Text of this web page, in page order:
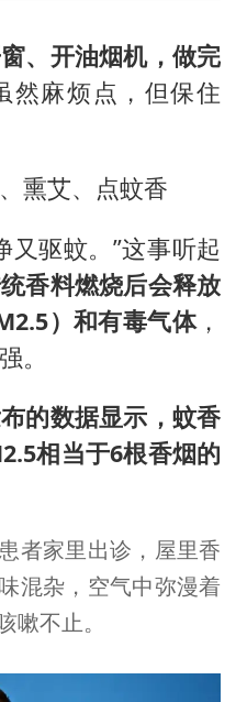
、开油烟机，做完
然麻烦点，但保住
熏艾、点蚊香
又驱蚊。”这事听起
香料燃烧后会释放
）和有毒气体，
。
的数据显示，蚊香
相当于6根香烟的
者家里出诊，屋里香
混杂，空气中弥漫着
嗽不止。